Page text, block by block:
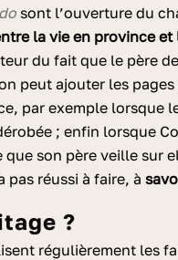
sont l’ouverture du
la vie en province et
du fait que le père
peut ajouter les
par exemple lorsque
; enfin lorsque
son père veille sur
pas réussi à faire, à
?
régulièrement les